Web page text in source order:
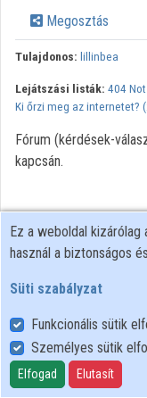
Megosztás
Tulajdonos: lillinbea
Lejátszási listák: 404
Ki őrzi meg az internetet?
Fórum (kérdések-
kapcsán.
Felhasználói szabályzat
Adatkezelési tájékoztató
Süti szabályzat
Ez a weboldal
használ a biztonságos
Süti szabályzat
Funkcionális sütik
Személyes sütik
Elfogad Elutasít